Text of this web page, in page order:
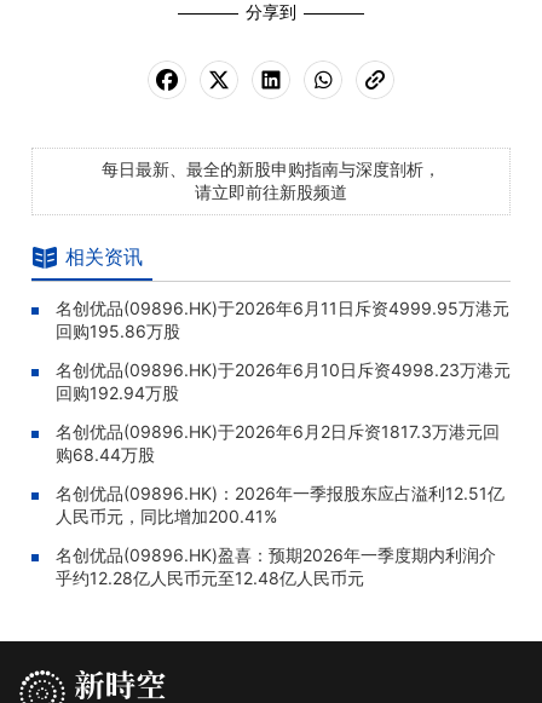
分享到
每日最新、最全的新股申购指南与深度剖析，
请立即前往新股频道
相关资讯
名创优品(09896.HK)于2026年6月11日斥资4999.95万港元
回购195.86万股
名创优品(09896.HK)于2026年6月10日斥资4998.23万港元
回购192.94万股
名创优品(09896.HK)于2026年6月2日斥资1817.3万港元回
购68.44万股
名创优品(09896.HK)：2026年一季报股东应占溢利12.51亿
人民币元，同比增加200.41%
名创优品(09896.HK)盈喜：预期2026年一季度期内利润介
乎约12.28亿人民币元至12.48亿人民币元